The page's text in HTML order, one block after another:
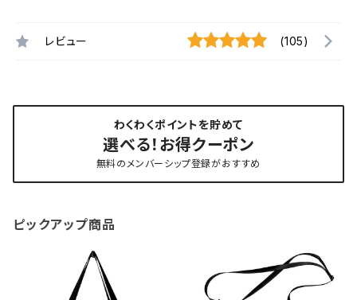
レビュー (105)
わくわくポイントを貯めて
選べる！お得クーポン
無料のメンバーシップ登録がおすすめ
ピックアップ商品